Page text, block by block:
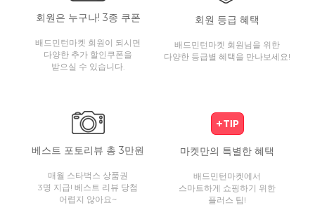
회원은 누구나! 3종 쿠폰
배드민턴마켓 회원이 되시면
다양한 추가 할인쿠폰을
받으실 수 있습니다.
회원 등급 혜택
배드민턴마켓 회원님을 위한
다양한 등급별 혜택을 만나보세요!
베스트 포토리뷰 총 3만원
매월 스타벅스 상품권
3명 지급! 베스트 리뷰 당첨
어렵지 않아요~
마켓만의 특별한 혜택
배드민턴마켓에서
스마트하게 쇼핑하기 위한
플러스 팁!